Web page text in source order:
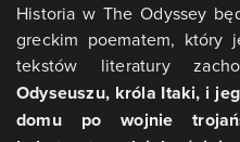
Historia w The Odyssey
greckim poematem, który
tekstów literatury
Odyseuszu, króla Itaki, i
domu po wojnie